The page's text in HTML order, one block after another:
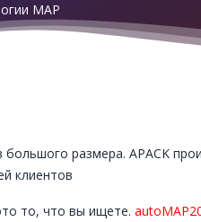
MAP
размера. APACK
клиентов
то, что вы ищете.